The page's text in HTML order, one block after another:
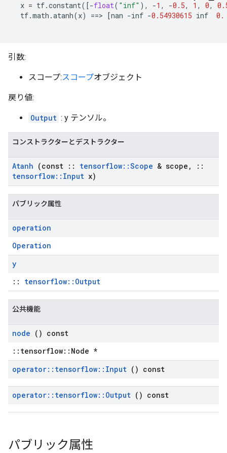
x = tf.constant([-float( "inf" ), -1 , -0.5, 1 , 0,
tf.math .atanh(x) ==> [nan -inf -0.54930615 inf 0.
引数:
スコープ:スコープオブジェクト
戻り値:
Output : y テンソル。
コンストラクターとデストラクター
Atanh (const :: tensorflow::Scope & scope ,
::
tensorflow:: Input x)
パブリック属性
operation
Operation
y
:: tensorflow::Output
公共機能
node () const
::tensorflow::Node *
operator:: tensorflow:: Input () const
operator:: tensorflow:: Output () const
パブリック属性